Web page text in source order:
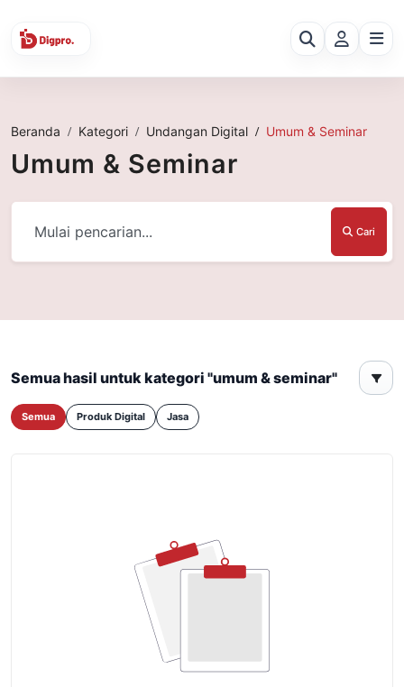
Beranda Kategori Undangan Digital Umum & Seminar
Umum & Seminar
Cari
Semua hasil untuk kategori "umum & seminar"
Semua Produk Digital Jasa